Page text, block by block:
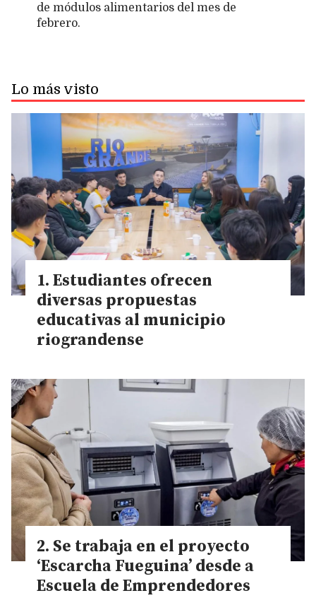
de módulos alimentarios del mes de
febrero.
Lo más visto
Estudiantes ofrecen
diversas propuestas
educativas al municipio
riograndense
Se trabaja en el proyecto
‘Escarcha Fueguina’ desde a
Escuela de Emprendedores